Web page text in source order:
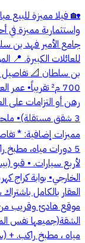
🏡 فيلا مميزة للبيع
واستثمارية مميزة في
جامع الأمير فهد
للعائلات الكبيرة. 📍
رهن أو التزامات على
3 شقق مستقلة) •
5 دورات مياه،
الخارجي • بوابة كراج
العقار بالكامل
موقع هادئ وقريب
مياه ، مطبخ راكب.